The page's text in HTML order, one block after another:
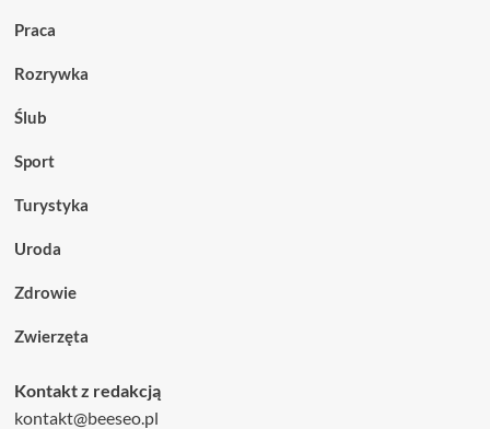
Praca
Rozrywka
Ślub
Sport
Turystyka
Uroda
Zdrowie
Zwierzęta
Kontakt z redakcją
kontakt@beeseo.pl